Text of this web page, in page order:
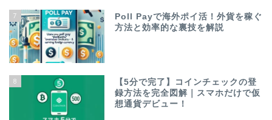
7
Poll Payで海外ポイ活！外貨を稼ぐ
方法と効率的な裏技を解説
8
【5分で完了】コインチェックの登
録方法を完全図解｜スマホだけで仮
想通貨デビュー！